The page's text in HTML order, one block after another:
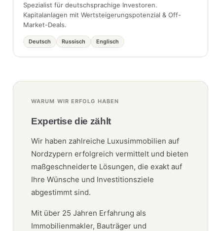
Spezialist für deutschsprachige Investoren.
Kapitalanlagen mit Wertsteigerungspotenzial & Off-
Market-Deals.
Deutsch Russisch Englisch
WARUM WIR ERFOLG HABEN
Expertise die zählt
Wir haben zahlreiche Luxusimmobilien auf
Nordzypern erfolgreich vermittelt und bieten
maßgeschneiderte Lösungen, die exakt auf
Ihre Wünsche und Investitionsziele
abgestimmt sind.
Mit über 25 Jahren Erfahrung als
Immobilienmakler, Bauträger und